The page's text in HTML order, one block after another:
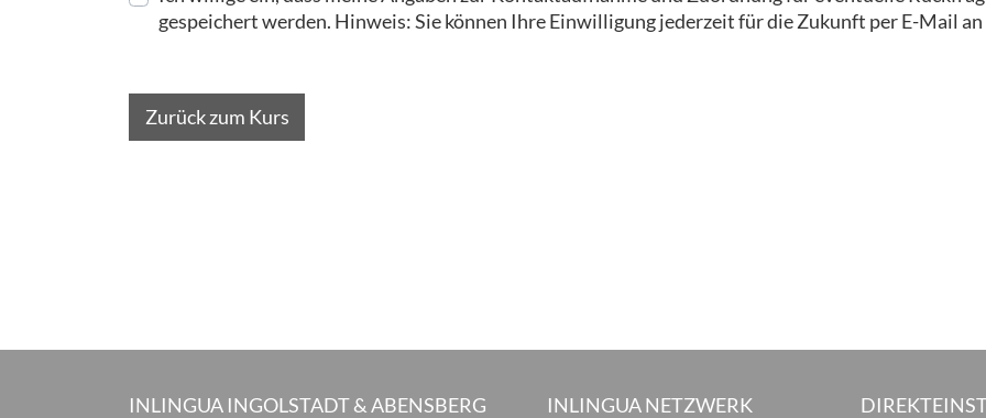
gespeichert werden. Hinweis: Sie können Ihre Einwilligung jederzeit für die Zukunft per E-Mail an
Zurück zum Kurs
INLINGUA INGOLSTADT & ABENSBERG INLINGUA NETZWERK